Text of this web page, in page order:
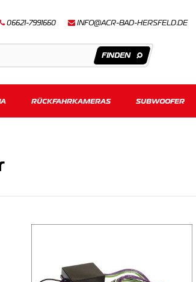
06621-7991660 INFO@ACR-BAD-HERSFELD.DE
Kategorien
RÜCKFAHRKAMERAS SUBWOOFER